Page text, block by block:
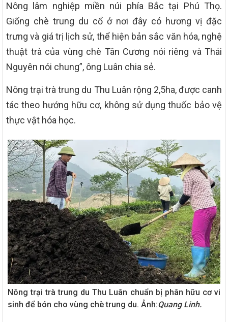
Nông lâm nghiệp miền núi phía Bắc tại Phú Thọ.
Giống chè trung du cổ ở nơi đây có hương vị đặc
trưng và giá trị lịch sử, thể hiện bản sắc văn hóa, nghệ
thuật trà của vùng chè Tân Cương nói riêng và Thái
Nguyên nói chung”, ông Luân chia sẻ.
Nông trại trà trung du Thu Luân rộng 2,5ha, được canh
tác theo hướng hữu cơ, không sử dụng thuốc bảo vệ
thực vật hóa học.
Nông trại trà trung du Thu Luân chuẩn bị phân hữu cơ vi
sinh để bón cho vùng chè trung du. Ảnh:Quang Linh.